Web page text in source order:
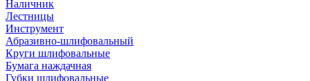
Наличник
Лестницы
Инструмент
Абразивно-шлифовальный
Круги шлифовальные
Бумага наждачная
Губки шлифовальные